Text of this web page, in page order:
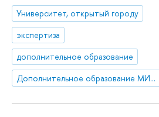
Университет, открытый городу
экспертиза
дополнительное образование
Дополнительное образование МИЭМ НИУ ВШЭ